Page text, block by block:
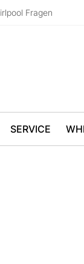
Fragen
SERVICE